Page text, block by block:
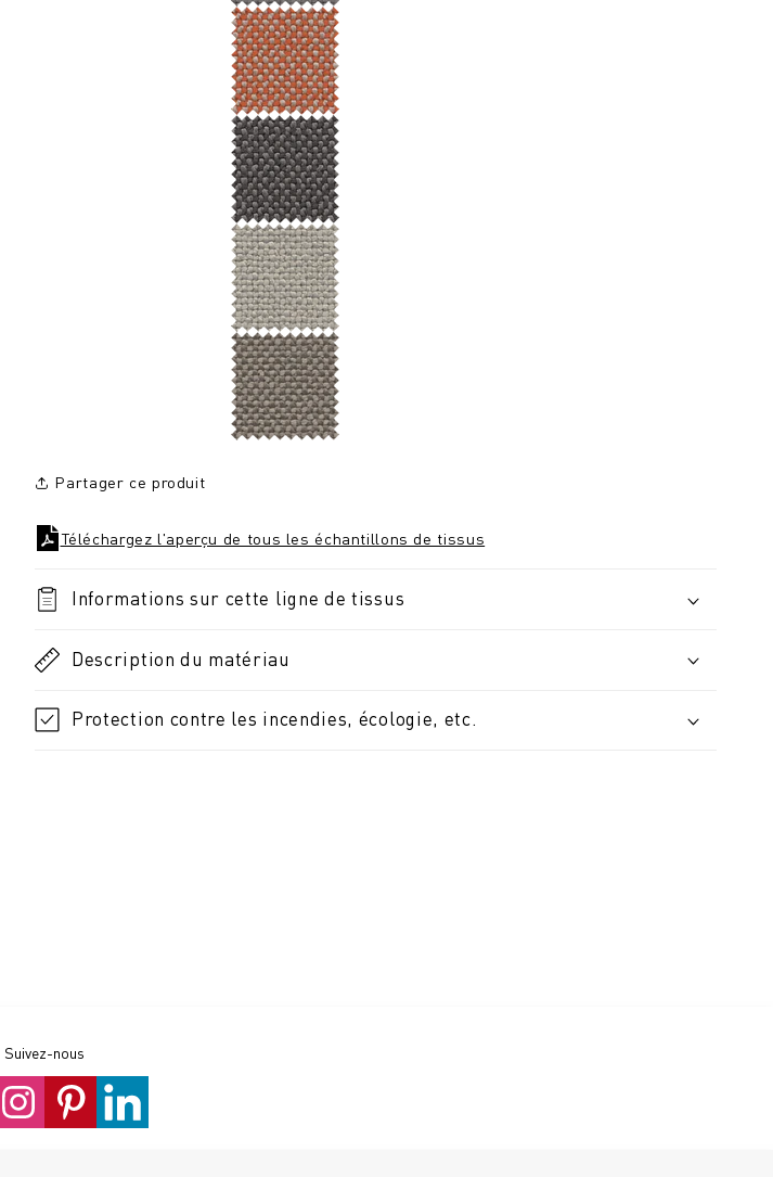
Partager ce produit
Téléchargez l'aperçu de tous les échantillons de tissus
Informations sur cette ligne de tissus
Description du matériau
Protection contre les incendies, écologie, etc.
Suivez-nous